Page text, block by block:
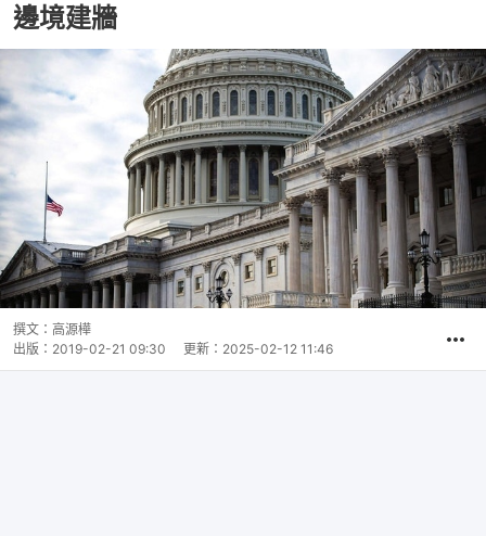
邊境建牆
撰文： 高源樺
出版： 2019-02-21 09:30 更新： 2025-02-12 11:46